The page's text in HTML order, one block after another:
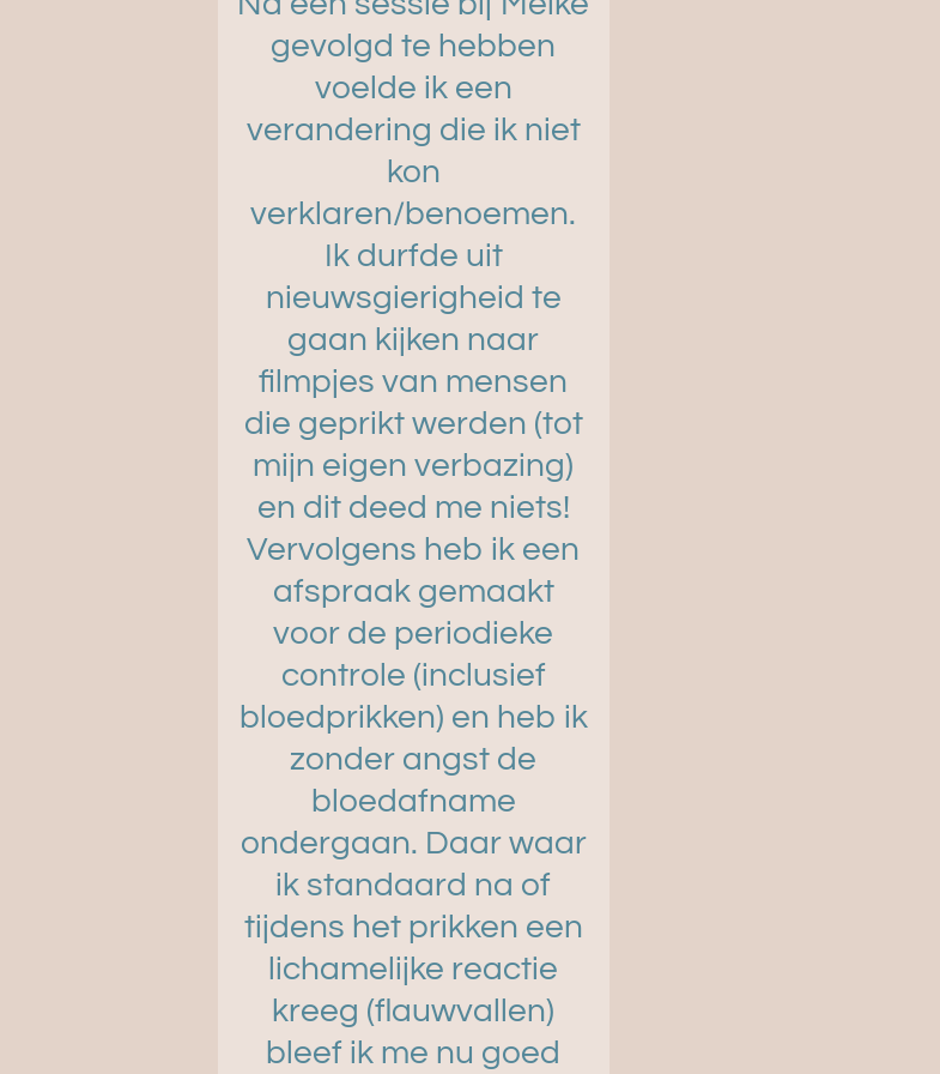
gevolgd te hebben
voelde ik een
verandering die ik niet
kon
verklaren/benoemen.
Ik durfde uit
nieuwsgierigheid te
gaan kijken naar
filmpjes van mensen
die geprikt werden (tot
mijn eigen verbazing)
en dit deed me niets!
Vervolgens heb ik een
afspraak gemaakt
voor de periodieke
controle (inclusief
bloedprikken) en heb ik
zonder angst de
bloedafname
ondergaan. Daar waar
ik standaard na of
tijdens het prikken een
lichamelijke reactie
kreeg (flauwvallen)
bleef ik me nu goed